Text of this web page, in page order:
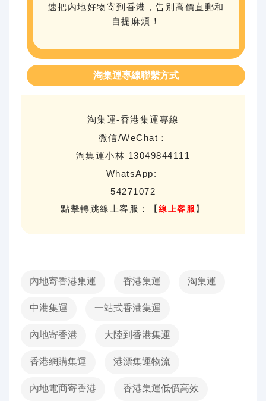
速把內地好物寄到香港，告別高價直郵和
自提麻煩！
淘集運專線聯繫方式
淘集運-香港集運專線
微信/WeChat：
淘集運小林 13049844111
WhatsApp:
54271072
點擊轉跳線上客服：【線上客服 】
內地寄香港集運 香港集運 淘集運
中港集運 一站式香港集運
內地寄香港 大陸到香港集運
香港網購集運 港漂集運物流
內地電商寄香港 香港集運低價高效